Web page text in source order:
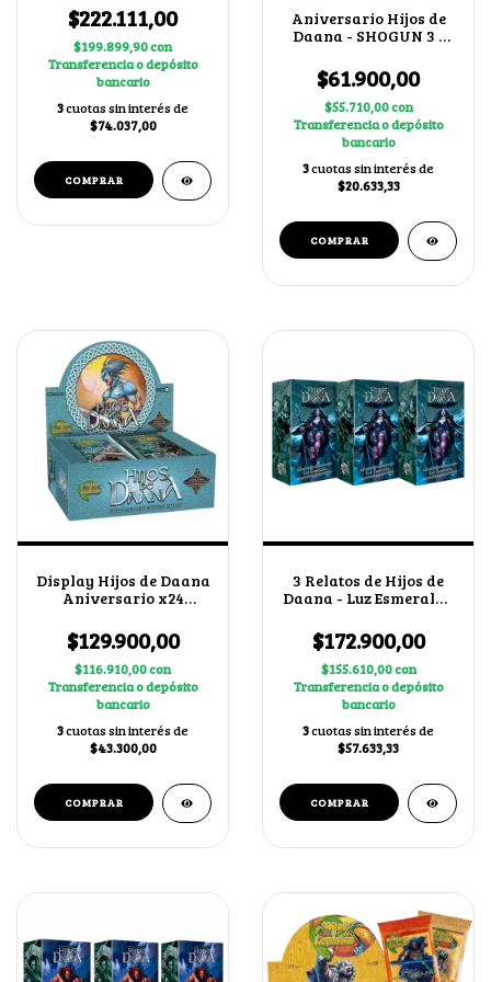
$222.111,00
$199.899,90con
Transferencia o depósito
bancario
3cuotas sin interés de
$74.037,00
Aniversario Hijos de
Daana - SHOGUN 3 -
Japonés
$61.900,00
$55.710,00con
Transferencia o depósito
bancario
3cuotas sin interés de
$20.633,33
Display Hijos de Daana
Aniversario x24
$129.900,00
$116.910,00con
Transferencia o depósito
bancario
3cuotas sin interés de
$43.300,00
3 Relatos de Hijos de
Daana - Luz Esmeralda
azar
$172.900,00
$155.610,00con
Transferencia o depósito
bancario
3cuotas sin interés de
$57.633,33